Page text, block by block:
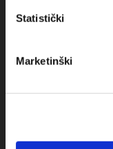
Statistički
Marketinški